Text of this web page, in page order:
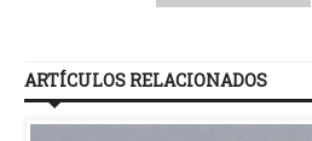
ARTÍCULOS RELACIONADOS